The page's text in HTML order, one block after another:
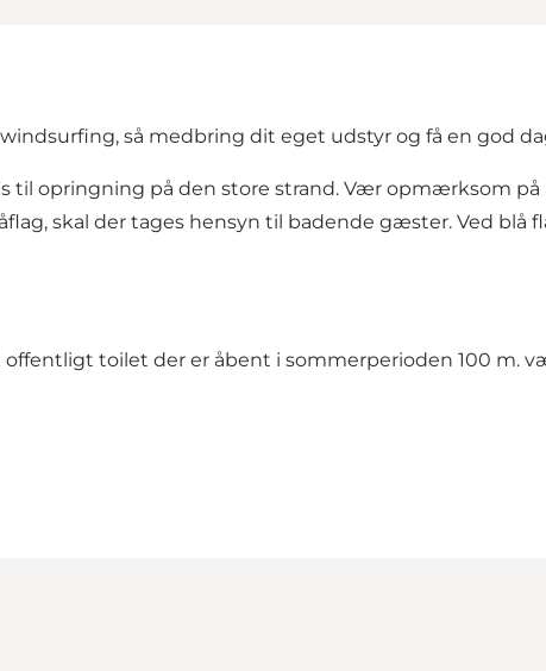
så medbring dit eget udstyr og få en god
til opringning på den store strand. Vær opmærksom
skal der tages hensyn til badende gæster. Ved blå
toilet der er åbent i sommerperioden 100 m.